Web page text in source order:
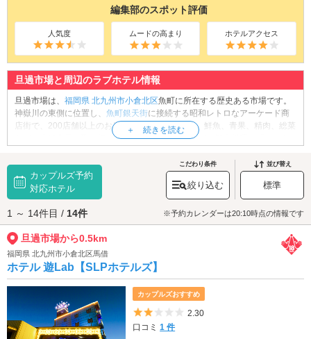
編集部のスポット評価
人気度 ムードの高まり ホテルアクセス
旦過市場と周辺のラブホテル情報
旦過市場は、 福岡県 北九州市小倉北区魚町に所在する歴史ある市場です。
神嶽川の東側に位置し、 魚町銀天街に接続する昭和レトロなアーケード商
店街で、200店舗以上のお店が軒を連ねています。鮮魚、青果、精肉、総菜
など、生鮮食品を取り扱うお店が多数を占めますが、郷土料理の「じんだ
他、お洒落なカフェやブラッスリーなどの飲食店も人気です。「北九州の
台所」とも称されるグルメスポットでお買い物や食べ歩きをお楽しみくだ
さい。
旦過市場へは、小倉・門司エリアのラブホテルからもアクセスが便利で
す。
カップルズ予約
対応ホテル
こだわり条件
絞り込む
並び替え
標準
1 ～ 14件目 / 14件 ※予約カレンダーは20:10時点の情報です
旦過市場から0.5km
福岡県 北九州市小倉北区馬借
ホテル 遊Lab【SLPホテルズ】
カップルズおすすめ
5つ星のうち2
2.30
口コミ1 件